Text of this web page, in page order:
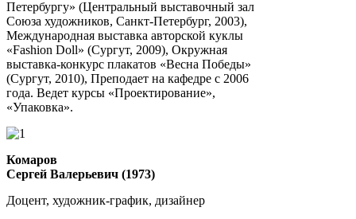
Петербургу» (Центральный выставочный зал
Союза художников, Санкт-Петербург, 2003),
Международная выставка авторской куклы
«Fashion Doll» (Сургут, 2009), Окружная
выставка-конкурс плакатов «Весна Победы»
(Сургут, 2010), Преподает на кафедре с 2006
года. Ведет курсы «Проектирование»,
«Упаковка».
Комаров
Сергей Валерьевич (1973)
Доцент, художник-график, дизайнер